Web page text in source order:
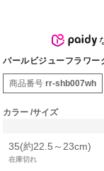
パールビジューフラワ
商品番号 rr-shb007wh
カラー サイズ
35(約22.5～23cm)
在庫切れ